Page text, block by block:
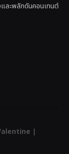
ละพลักดันคอนเทนต์
|